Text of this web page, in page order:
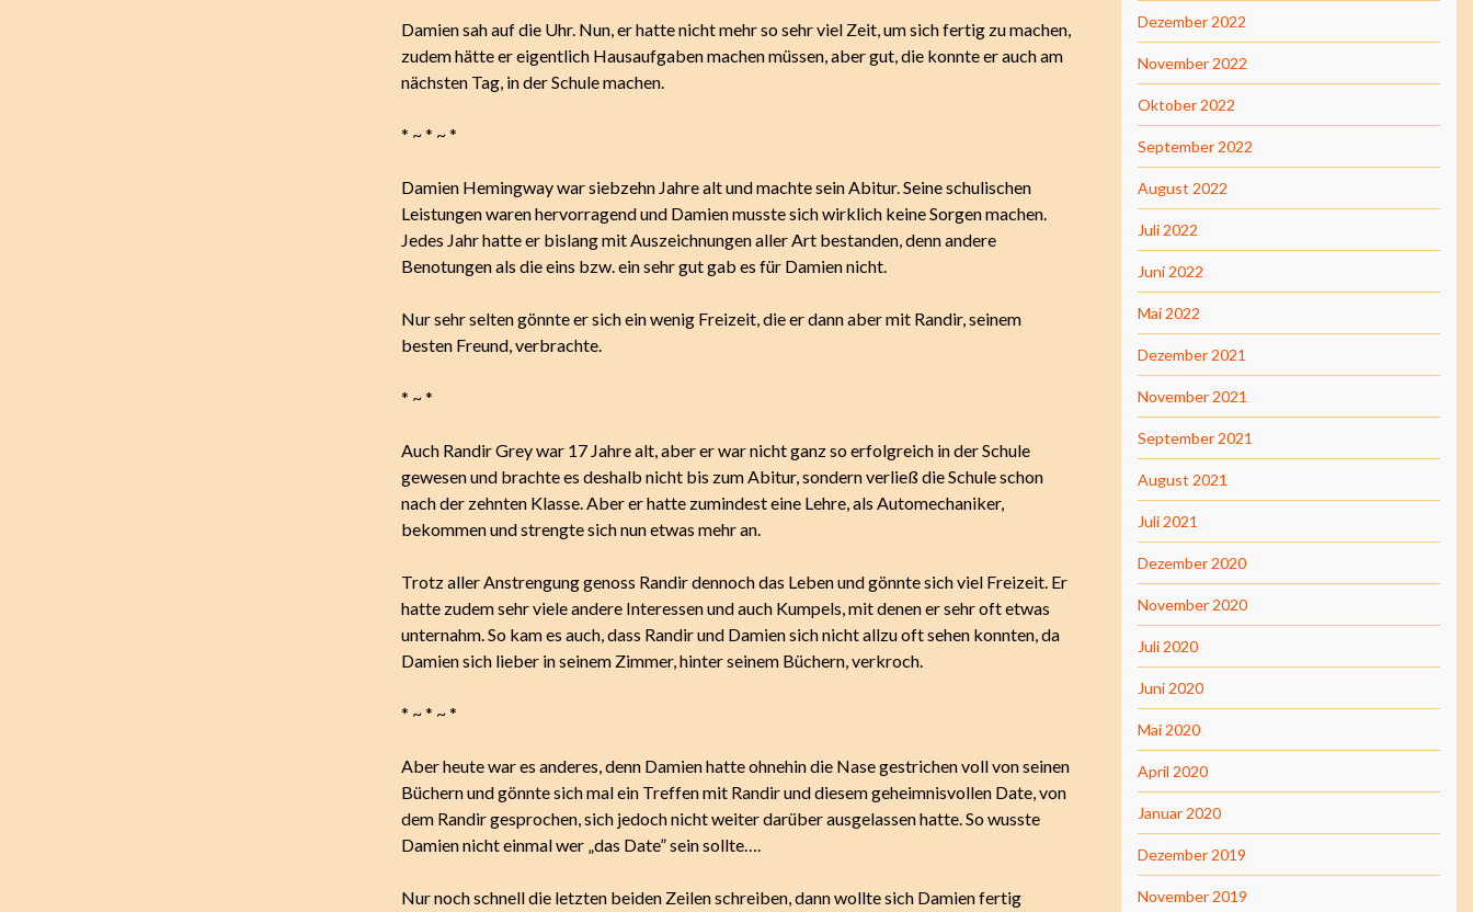
Damien sah auf die Uhr. Nun, er hatte nicht mehr so sehr viel Zeit, um sich fertig zu machen,
zudem hätte er eigentlich Hausaufgaben machen müssen, aber gut, die konnte er auch am
nächsten Tag, in der Schule machen.
* ~ * ~ *
Damien Hemingway war siebzehn Jahre alt und machte sein Abitur. Seine schulischen
Leistungen waren hervorragend und Damien musste sich wirklich keine Sorgen machen.
Jedes Jahr hatte er bislang mit Auszeichnungen aller Art bestanden, denn andere
Benotungen als die eins bzw. ein sehr gut gab es für Damien nicht.
Nur sehr selten gönnte er sich ein wenig Freizeit, die er dann aber mit Randir, seinem
besten Freund, verbrachte.
* ~ *
Auch Randir Grey war 17 Jahre alt, aber er war nicht ganz so erfolgreich in der Schule
gewesen und brachte es deshalb nicht bis zum Abitur, sondern verließ die Schule schon
nach der zehnten Klasse. Aber er hatte zumindest eine Lehre, als Automechaniker,
bekommen und strengte sich nun etwas mehr an.
Trotz aller Anstrengung genoss Randir dennoch das Leben und gönnte sich viel Freizeit. Er
hatte zudem sehr viele andere Interessen und auch Kumpels, mit denen er sehr oft etwas
unternahm. So kam es auch, dass Randir und Damien sich nicht allzu oft sehen konnten, da
Damien sich lieber in seinem Zimmer, hinter seinem Büchern, verkroch.
* ~ * ~ *
Aber heute war es anderes, denn Damien hatte ohnehin die Nase gestrichen voll von seinen
Büchern und gönnte sich mal ein Treffen mit Randir und diesem geheimnisvollen Date, von
dem Randir gesprochen, sich jedoch nicht weiter darüber ausgelassen hatte. So wusste
Damien nicht einmal wer „das Date” sein sollte….
Nur noch schnell die letzten beiden Zeilen schreiben, dann wollte sich Damien fertig
Dezember 2022
November 2022
Oktober 2022
September 2022
August 2022
Juli 2022
Juni 2022
Mai 2022
Dezember 2021
November 2021
September 2021
August 2021
Juli 2021
Dezember 2020
November 2020
Juli 2020
Juni 2020
Mai 2020
April 2020
Januar 2020
Dezember 2019
November 2019